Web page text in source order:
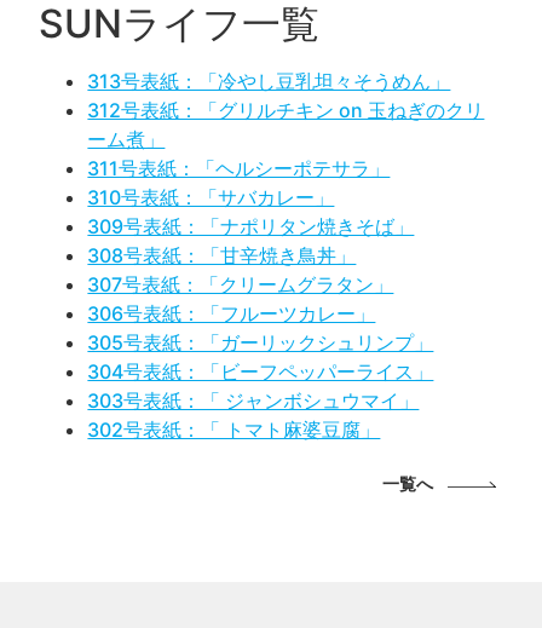
SUNライフ一覧
313号表紙：「冷やし豆乳坦々そうめん」
312号表紙：「グリルチキン on 玉ねぎのクリ
ーム煮」
311号表紙：「ヘルシーポテサラ」
310号表紙：「サバカレー」
309号表紙：「ナポリタン焼きそば」
308号表紙：「甘辛焼き鳥丼」
307号表紙：「クリームグラタン」
306号表紙：「フルーツカレー」
305号表紙：「ガーリックシュリンプ」
304号表紙：「ビーフペッパーライス」
303号表紙：「 ジャンボシュウマイ」
302号表紙：「 トマト麻婆豆腐」
一覧へ